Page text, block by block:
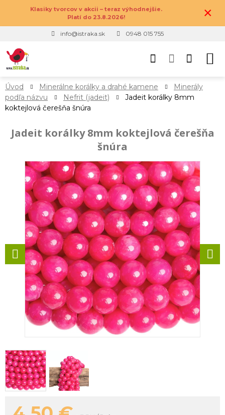
Klasiky tvorcov v akcii – teraz výhodnejšie.
Platí do 23.8.2026!
×
info@istraka.sk 0948 015 755
Úvod Minerálne korálky a drahé kamene
Minerály
podľa názvu
Nefrit (jadeit)
Jadeit korálky 8mm
koktejlová čerešňa šnúra
Jadeit korálky 8mm koktejlová čerešňa
šnúra